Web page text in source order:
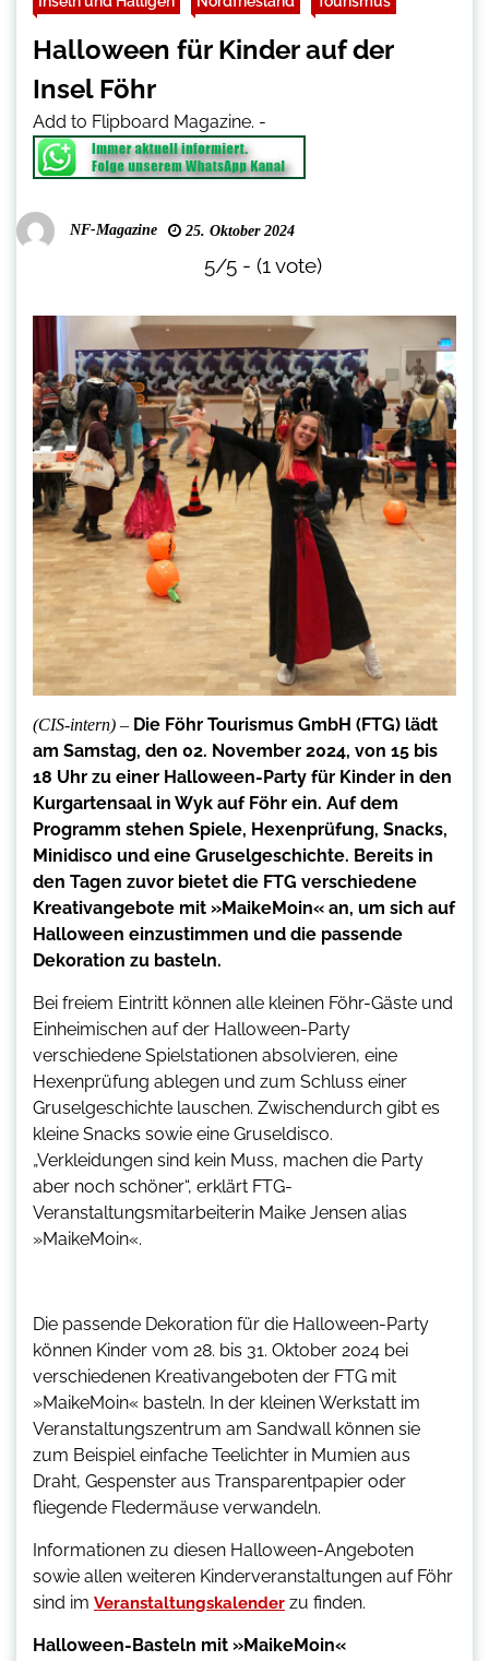
Halloween für Kinder auf der
Insel Föhr
Add to Flipboard Magazine. -
NF-Magazine 25. Oktober 2024
5/5 - (1 vote)
(CIS-intern) – Die Föhr Tourismus GmbH (FTG) lädt
am Samstag, den 02. November 2024, von 15 bis
18 Uhr zu einer Halloween-Party für Kinder in den
Kurgartensaal in Wyk auf Föhr ein. Auf dem
Programm stehen Spiele, Hexenprüfung, Snacks,
Minidisco und eine Gruselgeschichte. Bereits in
den Tagen zuvor bietet die FTG verschiedene
Kreativangebote mit »MaikeMoin« an, um sich auf
Halloween einzustimmen und die passende
Dekoration zu basteln.
Bei freiem Eintritt können alle kleinen Föhr-Gäste und
Einheimischen auf der Halloween-Party
verschiedene Spielstationen absolvieren, eine
Hexenprüfung ablegen und zum Schluss einer
Gruselgeschichte lauschen. Zwischendurch gibt es
kleine Snacks sowie eine Gruseldisco.
„Verkleidungen sind kein Muss, machen die Party
aber noch schöner“, erklärt FTG-
Veranstaltungsmitarbeiterin Maike Jensen alias
»MaikeMoin«.
Die passende Dekoration für die Halloween-Party
können Kinder vom 28. bis 31. Oktober 2024 bei
verschiedenen Kreativangeboten der FTG mit
»MaikeMoin« basteln. In der kleinen Werkstatt im
Veranstaltungszentrum am Sandwall können sie
zum Beispiel einfache Teelichter in Mumien aus
Draht, Gespenster aus Transparentpapier oder
fliegende Fledermäuse verwandeln.
Informationen zu diesen Halloween-Angeboten
sowie allen weiteren Kinderveranstaltungen auf Föhr
sind im Veranstaltungskalender zu finden.
Halloween-Basteln mit »MaikeMoin«